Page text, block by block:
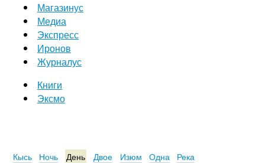
Магазинус
Медиа
Экспресс
Иронов
Журналус
Книги
Эксмо
Кысь Ночь День Двое Изюм Одна Река